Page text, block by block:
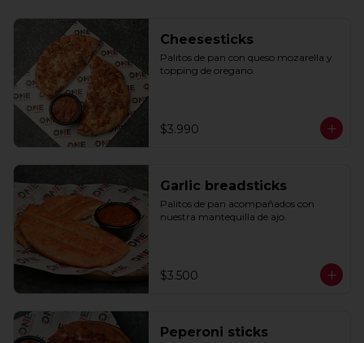
Cheesesticks
Palitos de pan con queso mozarella y
topping de oregano.
$3.990
Garlic breadsticks
Palitos de pan acompañados con
nuestra mantequilla de ajo.
$3.500
Peperoni sticks